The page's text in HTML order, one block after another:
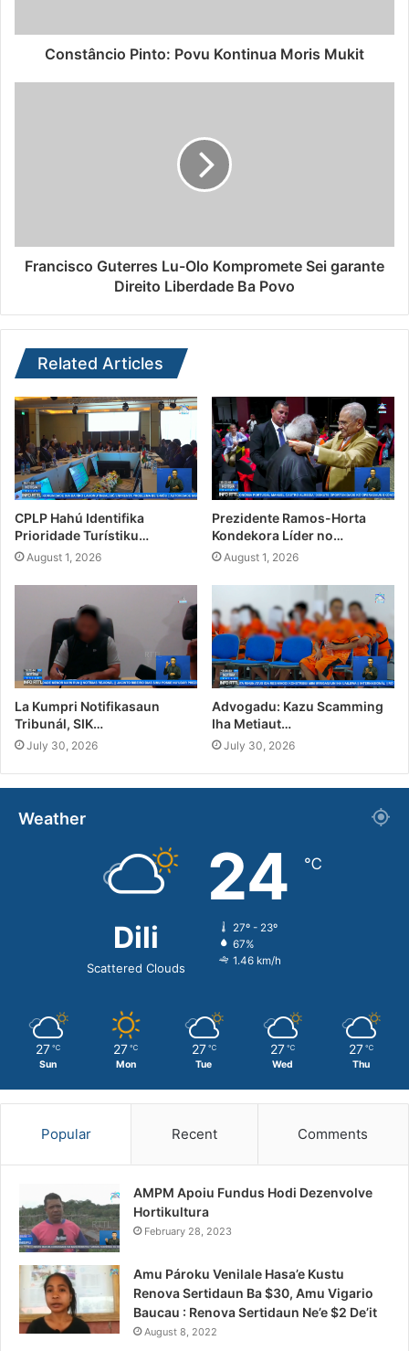
Constâncio Pinto: Povu Kontinua Moris Mukit
Francisco Guterres Lu-Olo Kompromete Sei garante
Direito Liberdade Ba Povo
Related Articles
CPLP Hahú Identifika
Prioridade Turístiku…
August 1, 2026
Prezidente Ramos-Horta
Kondekora Líder no…
August 1, 2026
La Kumpri Notifikasaun
Tribunál, SIK…
July 30, 2026
Advogadu: Kazu Scamming
Iha Metiaut…
July 30, 2026
Weather
Dili
Scattered Clouds
24 ℃
27º - 23º
67%
1.46 km/h
27 ℃
Sun
27 ℃
Mon
27 ℃
Tue
27 ℃
Wed
27 ℃
Thu
Popular Recent Comments
AMPM Apoiu Fundus Hodi Dezenvolve
Hortikultura
February 28, 2023
Amu Pároku Venilale Hasa’e Kustu
Renova Sertidaun Ba $30, Amu Vigario
Baucau : Renova Sertidaun Ne’e $2 De’it
August 8, 2022